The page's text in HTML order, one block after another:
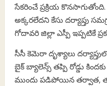
సేకరించే ప్రక్రియ
అక్కరలేదని కేసు దర్యాప్తు
గోదావరి జిల్లా ఎస్పీ ఇప్పటికే
సీసీ కెమెరా దృశ్యాలు
బైక్‌ బ్యాలెన్స్‌ తప్పి రోడ్డు
ముందు పడిపోయిన తర్వాత,